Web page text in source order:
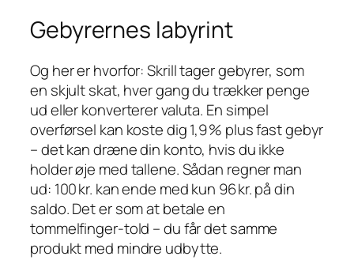
Gebyrernes labyrint
Og her er hvorfor: Skrill tager gebyrer, som
en skjult skat, hver gang du trækker penge
ud eller konverterer valuta. En simpel
overførsel kan koste dig 1,9 % plus fast gebyr
– det kan dræne din konto, hvis du ikke
holder øje med tallene. Sådan regner man
ud: 100 kr. kan ende med kun 96 kr. på din
saldo. Det er som at betale en
tommelfinger‑told – du får det samme
produkt med mindre udbytte.